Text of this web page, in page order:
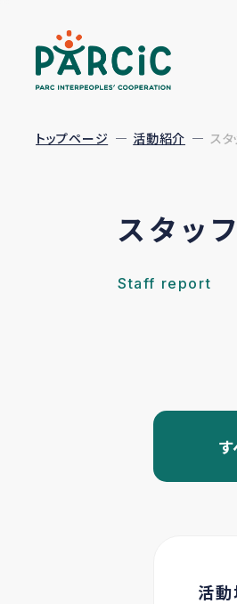
トップページ 活動紹介 スタ
スタッ
Staff report
活動